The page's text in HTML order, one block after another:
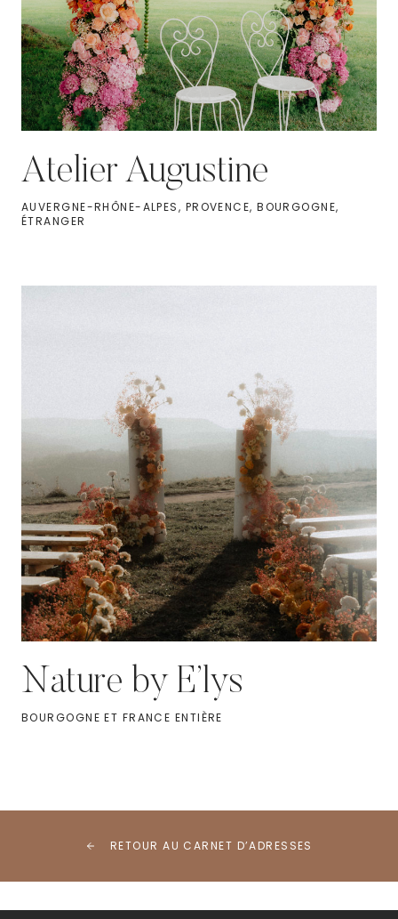
Atelier Augustine
AUVERGNE-RHÔNE-ALPES, PROVENCE, BOURGOGNE,
ÉTRANGER
Nature by E’lys
BOURGOGNE ET FRANCE ENTIÈRE
RETOUR AU CARNET D’ADRESSES